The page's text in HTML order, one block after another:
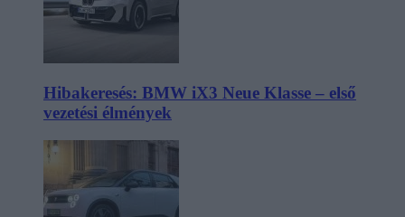
Hibakeresés: BMW iX3 Neue Klasse – első
vezetési élmények